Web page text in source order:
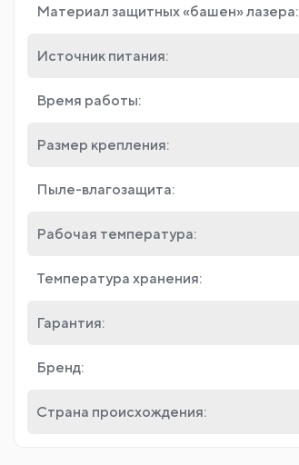
Материал защитных «башен» лазера:
Источник питания:
Время работы:
Размер крепления:
Пыле-влагозащита:
Рабочая температура:
Температура хранения:
Гарантия:
Бренд:
Страна происхождения: